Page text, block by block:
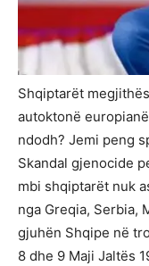
Shqiptarët
autoktonë
ndodh? Jemi peng
Skandal gjenocide
mbi shqiptarët nuk
nga Greqia, Serbia,
gjuhën Shqipe në
8 dhe 9 Maji Jaltës